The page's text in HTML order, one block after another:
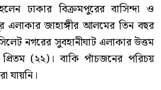
ঢাকার বিক্রমপুরের বাসিন্দা ও
এলাকার জাহাঙ্গীর আলমের তিন বছর
নগরের সুবহানীঘাট এলাকার উত্তম
(২২)। বাকি পাঁচজনের পরিচয়
যায়নি।